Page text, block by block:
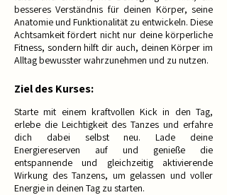
besseres Verständnis für deinen Körper, seine
Anatomie und Funktionalität zu entwickeln. Diese
Achtsamkeit fördert nicht nur deine körperliche
Fitness, sondern hilft dir auch, deinen Körper im
Alltag bewusster wahrzunehmen und zu nutzen.
Ziel des Kurses:
Starte mit einem kraftvollen Kick in den Tag,
erlebe die Leichtigkeit des Tanzes und erfahre
dich dabei selbst neu. Lade deine
Energiereserven auf und genieße die
entspannende und gleichzeitig aktivierende
Wirkung des Tanzens, um gelassen und voller
Energie in deinen Tag zu starten.